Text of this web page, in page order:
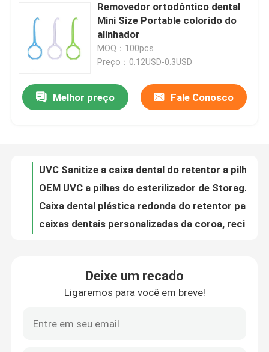
Produtos
Contacte-nos
Peça umas citações
Caixa dental da coroa
Removedor ortodôntico dental
Mini Size Portable colorido do
alinhador
MOQ：100pcs
Preço：0.12USD-0.3USD
Melhor preço Fale Conosco
Suporte dental pequeno do caso de Invisalign, caixa preta do retentor para viajar
Deixe um recado
Ligaremos para você em breve!